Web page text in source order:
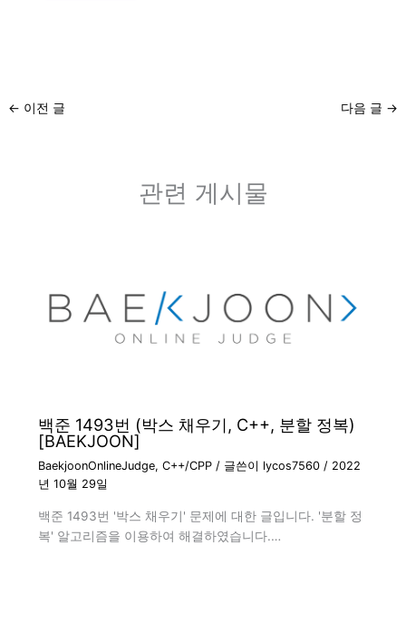
← 이전 글 다음 글 →
관련 게시물
백준 1493번 (박스 채우기, C++, 분할 정복)
[BAEKJOON]
BaekjoonOnlineJudge, C++/CPP/ 글쓴이 lycos7560 / 2022
년 10월 29일
백준 1493번 '박스 채우기' 문제에 대한 글입니다. '분할 정
복' 알고리즘을 이용하여 해결하였습니다.…